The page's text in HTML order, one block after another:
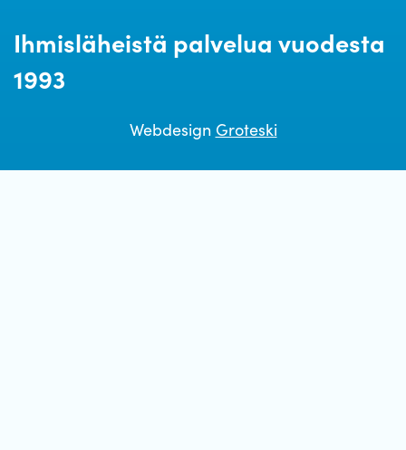
Ihmisläheistä palvelua vuodesta
1993
Webdesign Groteski